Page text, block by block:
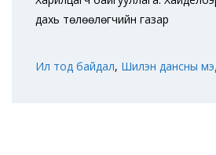
дахь төлөөлөгчийн газар
Ил тод байдал, Шилэн дансны